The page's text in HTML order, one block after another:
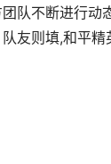
队不断进行动
友则填,和平